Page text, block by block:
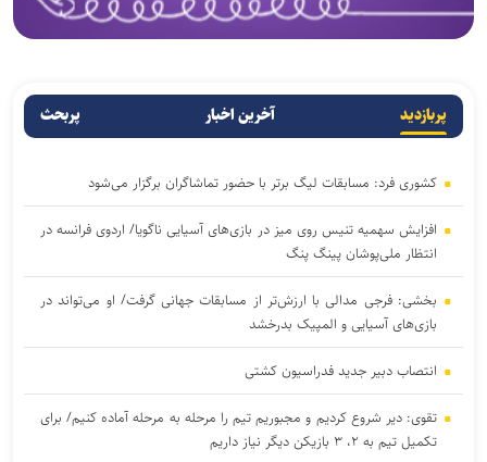
پربازدید آخرین اخبار پربحث
کشوری فرد: مسابقات لیگ برتر با حضور تماشاگران برگزار می‌شود
افزایش سهمیه تنیس روی میز در بازی‌های آسیایی ناگویا/ اردوی فرانسه در
انتظار ملی‌پوشان پینگ پنگ
بخشی: فرجی مدالی با ارزش‌تر از مسابقات جهانی گرفت/ او می‌تواند در
بازی‌های آسیایی و المپیک بدرخشد
انتصاب دبیر جدید فدراسیون کشتی
تقوی: دیر شروع کردیم و مجبوریم تیم را مرحله به مرحله آماده کنیم/ برای
تکمیل تیم به ۲، ۳ بازیکن دیگر نیاز داریم